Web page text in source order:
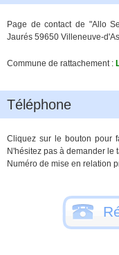
Page de contact de "Allo
Jaurés 59650 Villeneuve-
Commune de rattachement :
Téléphone
Cliquez sur le bouton pour
N'hésitez pas à demander le
Numéro de mise en relation